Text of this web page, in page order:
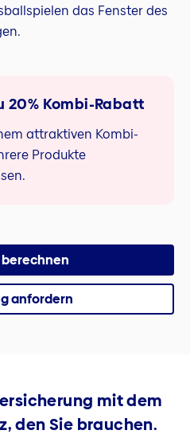
das Fenster des
20% Kombi-Rabatt
attraktiven Kombi-
Produkte
anfordern
mit dem
den Sie brauchen.